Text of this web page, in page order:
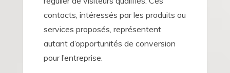
contacts, intéressés par les produits ou
services proposés, représentent
autant d’opportunités de conversion
pour l’entreprise.